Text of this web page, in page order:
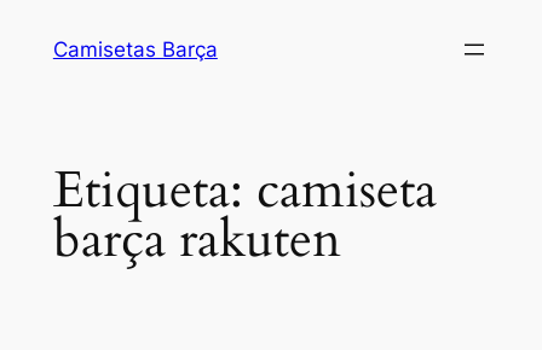
Camisetas Barça
Etiqueta: camiseta
barça rakuten